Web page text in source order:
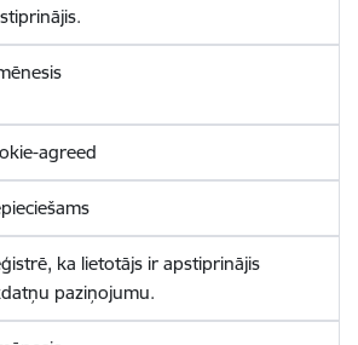
agreed
ka lietotājs ir apstiprinājis
paziņojumu.